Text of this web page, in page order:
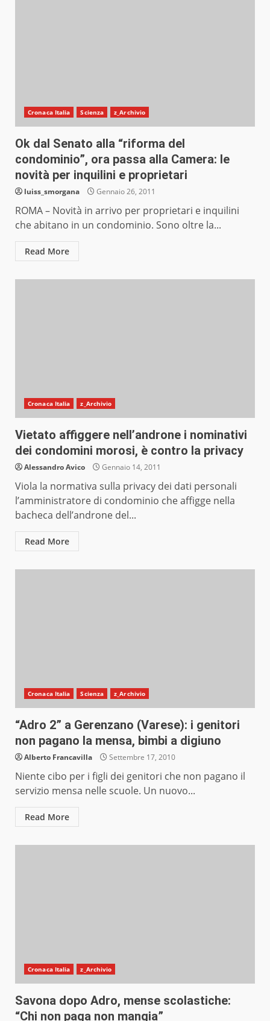
Cronaca Italia Scienza z_Archivio
Ok dal Senato alla “riforma del
condominio”, ora passa alla Camera: le
novità per inquilini e proprietari
luiss_smorgana Gennaio 26, 2011
ROMA – Novità in arrivo per proprietari e inquilini
che abitano in un condominio. Sono oltre la...
Read More
Cronaca Italia z_Archivio
Vietato affiggere nell’androne i nominativi
dei condomini morosi, è contro la privacy
Alessandro Avico Gennaio 14, 2011
Viola la normativa sulla privacy dei dati personali
l’amministratore di condominio che affigge nella
bacheca dell’androne del...
Read More
Cronaca Italia Scienza z_Archivio
“Adro 2” a Gerenzano (Varese): i genitori
non pagano la mensa, bimbi a digiuno
Alberto Francavilla Settembre 17, 2010
Niente cibo per i figli dei genitori che non pagano il
servizio mensa nelle scuole. Un nuovo...
Read More
Cronaca Italia z_Archivio
Savona dopo Adro, mense scolastiche:
“Chi non paga non mangia”